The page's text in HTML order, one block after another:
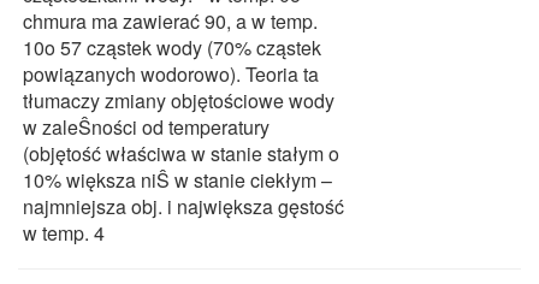
chmura ma zawierać 90, a w temp.
10o 57 cząstek wody (70% cząstek
powiązanych wodorowo). Teoria ta
tłumaczy zmiany objętościowe wody
w zaleŜności od temperatury
(objętość właściwa w stanie stałym o
10% większa niŜ w stanie ciekłym –
najmniejsza obj. i największa gęstość
w temp. 4